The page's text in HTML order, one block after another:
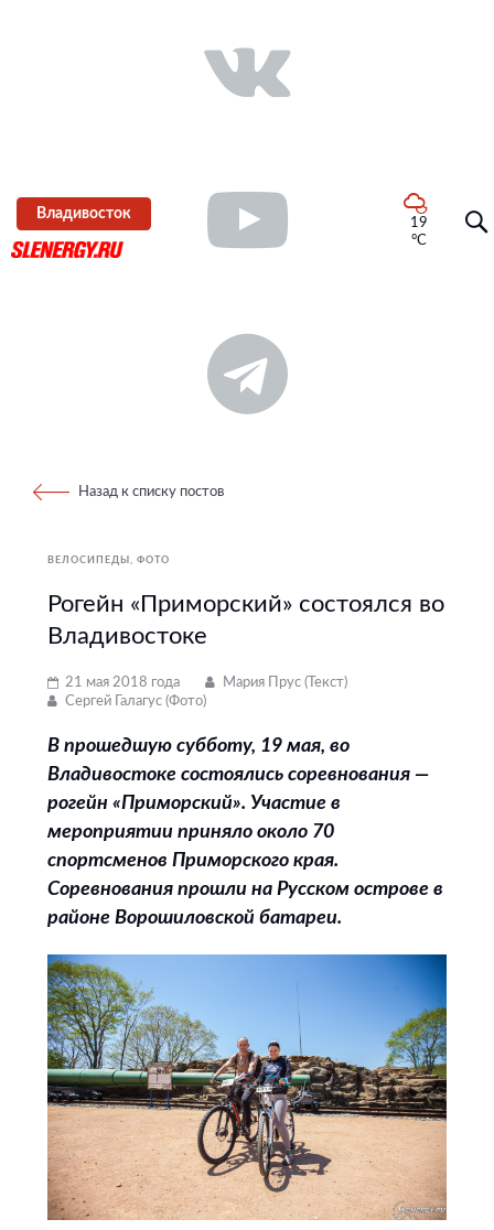
Владивосток
19
°C
Назад к списку постов
ВЕЛОСИПЕДЫ ФОТО
Рогейн «Приморский» состоялся во
Владивостоке
21 мая 2018 года
Мария Прус (Текст)
Сергей Галагус (Фото)
В прошедшую субботу, 19 мая, во
Владивостоке состоялись соревнования —
рогейн «Приморский». Участие в
мероприятии приняло около 70
спортсменов Приморского края.
Соревнования прошли на Русском острове в
районе Ворошиловской батареи.